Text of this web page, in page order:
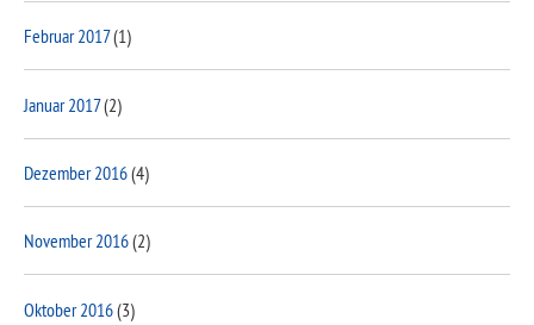
Februar 2017(1)
Januar 2017(2)
Dezember 2016(4)
November 2016(2)
Oktober 2016(3)